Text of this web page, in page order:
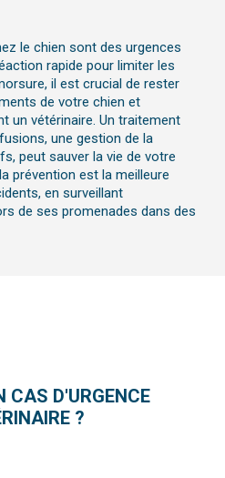
le chien sont des urgences
rapide pour limiter les
il est crucial de rester
de votre chien et
un vétérinaire. Un traitement
une gestion de la
peut sauver la vie de votre
prévention est la meilleure
en surveillant
de ses promenades dans des
CAS D'URGENCE
?